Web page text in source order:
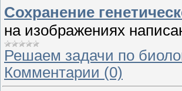
Сохранение
на изображениях
Решаем задачи по
Комментарии (0)